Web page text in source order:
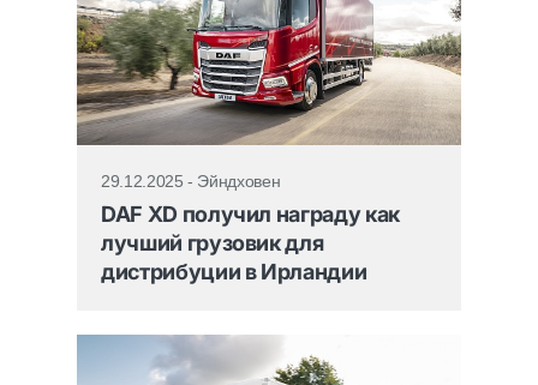
29.12.2025 - Эйндховен
DAF XD получил награду как
лучший грузовик для
дистрибуции в Ирландии